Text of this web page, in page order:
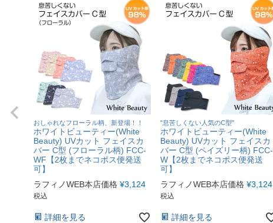
おしゃれなフローラル柄、新登場！！
ホワイトビューティー(White
Beauty) UVカット フェイスカ
バー C型 (フローラル柄) FCC-
WF【2枚までネコポス便発送
可】
ラフィノWEB本店価格 ¥3,124
税込
詳細を見る
"息苦しくない人気のC型"
ホワイトビューティー(White
Beauty) UVカット フェイスカ
バー C型 (ペイズリー柄) FCC-
W【2枚までネコポス便発送
可】
ラフィノWEB本店価格 ¥3,124
税込
詳細を見る